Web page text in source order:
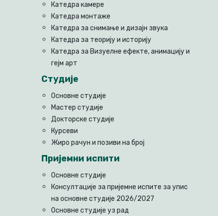
Катедра камере
Катедра монтаже
Катедра за снимање и дизајн звука
Катедра за теорију и историју
Катедра за Визуелне ефекте, анимацију и
гејм арт
Студије
Основне студије
Мастер студије
Докторске студије
Курсеви
Жиро рачун и позиви на број
Пријемни испити
Основне студије
Консултације за пријемне испите за упис
на основне студије 2026/2027
Основне студије уз рад